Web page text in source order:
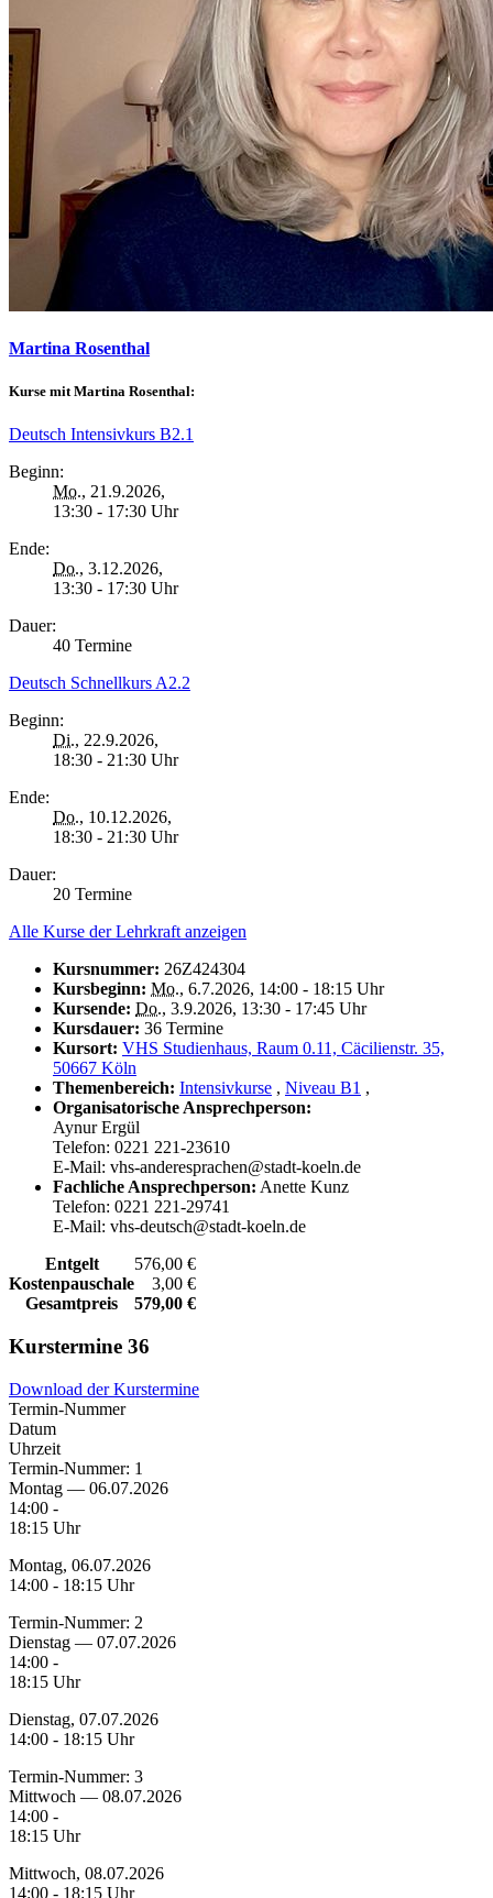
Martina Rosenthal
Kurse mit Martina Rosenthal:
Deutsch Intensivkurs B2.1
Beginn:
Mo., 21.9.2026,
13:30 - 17:30 Uhr
Ende:
Do., 3.12.2026,
13:30 - 17:30 Uhr
Dauer:
40 Termine
Deutsch Schnellkurs A2.2
Beginn:
Di., 22.9.2026,
18:30 - 21:30 Uhr
Ende:
Do., 10.12.2026,
18:30 - 21:30 Uhr
Dauer:
20 Termine
Alle Kurse der Lehrkraft anzeigen
Kursnummer: 26Z424304
Kursbeginn: Mo., 6.7.2026, 14:00 - 18:15 Uhr
Kursende: Do., 3.9.2026, 13:30 - 17:45 Uhr
Kursdauer: 36 Termine
Kursort: VHS Studienhaus, Raum 0.11, Cäcilienstr. 35,
50667 Köln
Themenbereich: Intensivkurse , Niveau B1 ,
Organisatorische Ansprechperson:
Aynur Ergül
Telefon: 0221 221-23610
E-Mail: vhs-anderesprachen@stadt-koeln.de
Fachliche Ansprechperson: Anette Kunz
Telefon: 0221 221-29741
E-Mail: vhs-deutsch@stadt-koeln.de
Entgelt
576,00 €
Kostenpauschale
3,00 €
Gesamtpreis
579,00 €
Kurstermine 36
Download der Kurstermine
Termin-Nummer
Datum
Uhrzeit
Termin-Nummer: 1
Montag — 06.07.2026
14:00 -
18:15 Uhr
Montag, 06.07.2026
14:00 - 18:15 Uhr
Termin-Nummer: 2
Dienstag — 07.07.2026
14:00 -
18:15 Uhr
Dienstag, 07.07.2026
14:00 - 18:15 Uhr
Termin-Nummer: 3
Mittwoch — 08.07.2026
14:00 -
18:15 Uhr
Mittwoch, 08.07.2026
14:00 - 18:15 Uhr